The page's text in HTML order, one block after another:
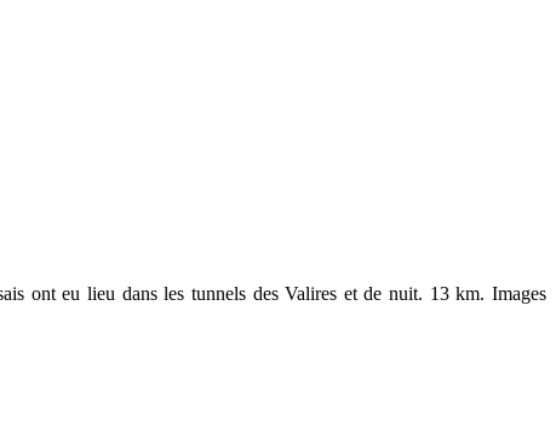
ont eu lieu dans les tunnels des Valires et de nuit. 13 km. Images